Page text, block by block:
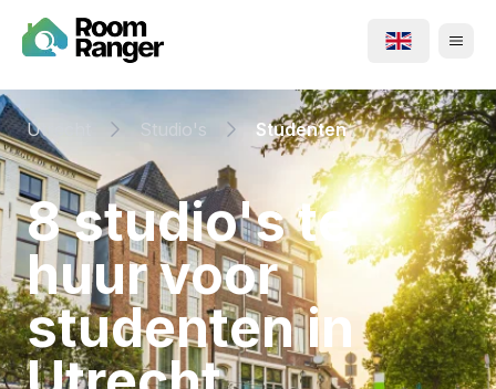
Utrecht Studio's Studenten
⁨8⁩ ⁨studio's⁩ te
huur voor
⁨studenten⁩ in